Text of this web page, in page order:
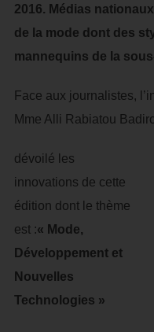
2016. Médias
de la mode dont des
mannequins de la
Face aux journalistes,
Mme Alli Rabiatou
dévoilé les
innovations de cette
édition dont le thème
est :« Mode,
Développement et
Nouvelles
Technologies »